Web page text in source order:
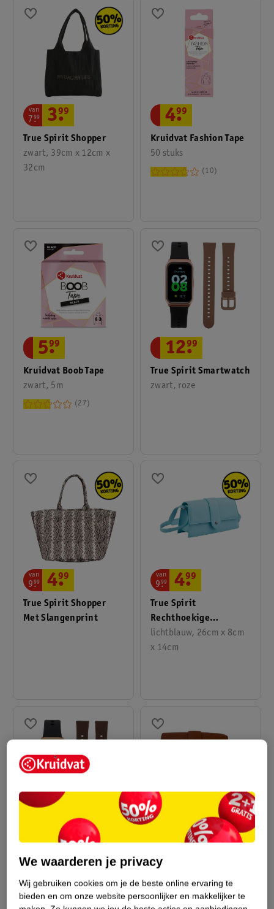
True Spirit Shopper
zwart, 39cm x 12cm x
32cm
van
7.
99 3.
99
Kruidvat Fashion Tape
50 stuks
4.
99
10
Kruidvat Boob Tape
zwart, 5m
5.
99
27
True Spirit Smartwatch
zwart, roze
12.
99
True Spirit Shopper
Met Slangenprint
van
9.
99 4.
99
True Spirit
Rechthoekige
Schoudertas
lichtblauw, 26cm x 8cm
x 14cm
van
9.
99 4.
99
zwart, bronskleur
.99
Schoudertas
18cm x 15cm x 5cm,
beige
We waarderen je privacy
Wij gebruiken cookies om je de beste online ervaring te
bieden en om onze website persoonlijker en makkelijker te